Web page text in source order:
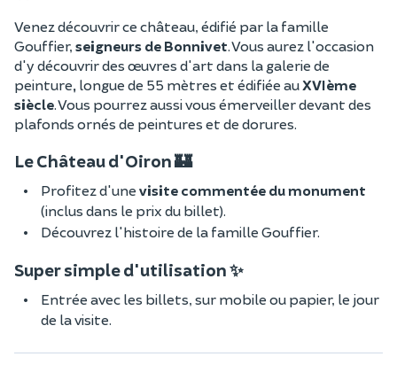
Venez découvrir ce château, édifié par la famille
Gouffier, seigneurs de Bonnivet. Vous aurez l'occasion
d'y découvrir des œuvres d'art dans la galerie de
peinture, longue de 55 mètres et édifiée auXVIème
siècle. Vous pourrez aussi vous émerveiller devant des
plafonds ornés de peintures et de dorures.
Le Château d'Oiron 🏰
Profitez d'une visite commentée du monument
(inclus dans le prix du billet).
Découvrez l'histoire de la famille Gouffier.
Super simple d'utilisation ✨
Entrée avec les billets, sur mobile ou papier, le jour
de la visite.